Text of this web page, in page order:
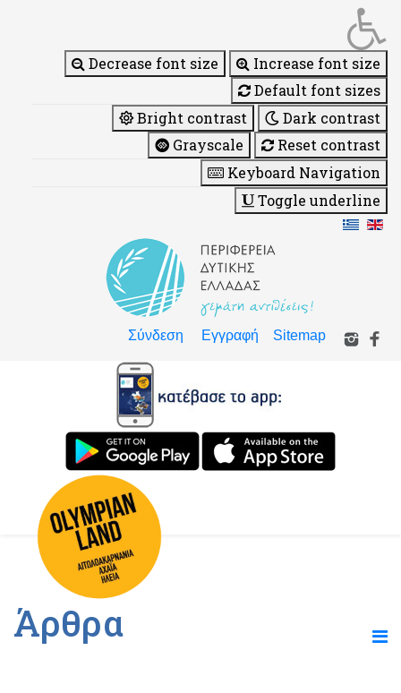
Decrease font size
Increase font size
Default font sizes
Bright contrast
Dark contrast
Grayscale
Reset contrast
Keyboard Navigation
Toggle underline
Σύνδεση Εγγραφή Sitemap
Άρθρα